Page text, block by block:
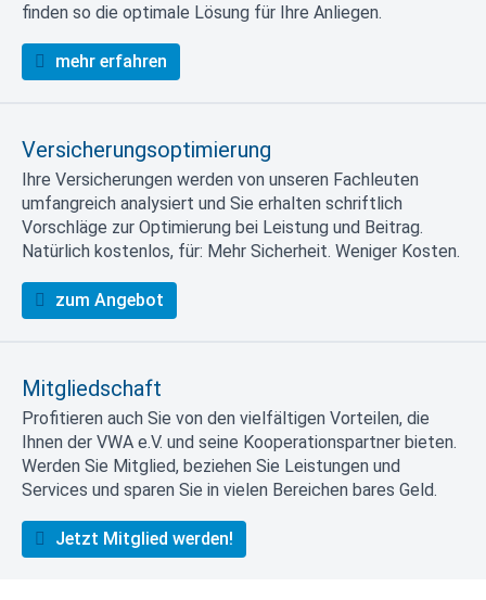
finden so die optimale Lösung für Ihre Anliegen.
mehr erfahren
Versicherungsoptimierung
Ihre Versicherungen werden von unseren Fachleuten
umfangreich analysiert und Sie erhalten schriftlich
Vorschläge zur Optimierung bei Leistung und Beitrag.
Natürlich kostenlos, für: Mehr Sicherheit. Weniger Kosten.
zum Angebot
Mitgliedschaft
Profitieren auch Sie von den vielfältigen Vorteilen, die
Ihnen der VWA e.V. und seine Kooperationspartner bieten.
Werden Sie Mitglied, beziehen Sie Leistungen und
Services und sparen Sie in vielen Bereichen bares Geld.
Jetzt Mitglied werden!